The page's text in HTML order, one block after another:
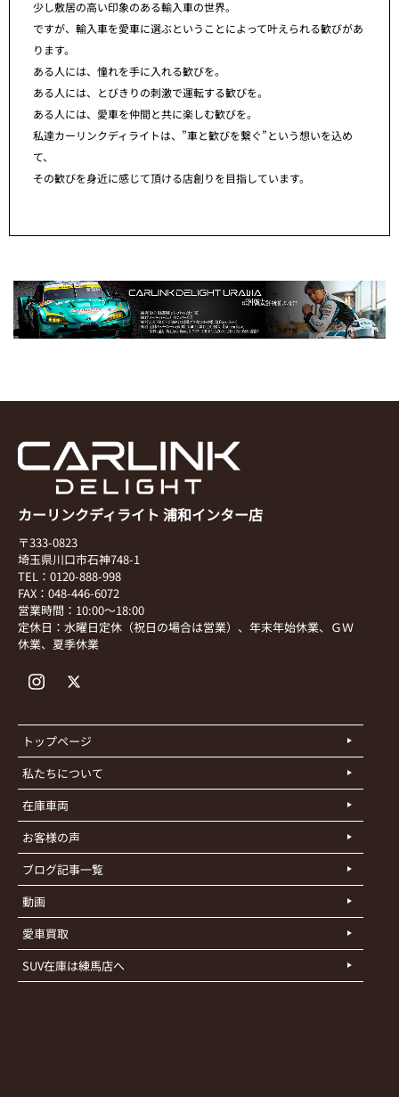
少し敷居の高い印象のある輸入車の世界。
ですが、輸入車を愛車に選ぶということによって叶えられる歓びがあ
ります。
ある人には、憧れを手に入れる歓びを。
ある人には、とびきりの刺激で運転する歓びを。
ある人には、愛車を仲間と共に楽しむ歓びを。
私達カーリンクディライトは、”車と歓びを繋ぐ”という想いを込め
て、
その歓びを身近に感じて頂ける店創りを目指しています。
カーリンクディライト 浦和インター店
〒333-0823
埼玉県川口市石神748-1
TEL：0120-888-998
FAX：048-446-6072
営業時間：10:00～18:00
定休日：水曜日定休（祝日の場合は営業）、年末年始休業、ＧＷ
休業、夏季休業
トップページ
私たちについて
在庫車両
お客様の声
ブログ記事一覧
動画
愛車買取
SUV在庫は練馬店へ